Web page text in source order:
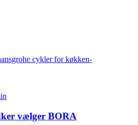
cykler for køkken-
vælger BORA